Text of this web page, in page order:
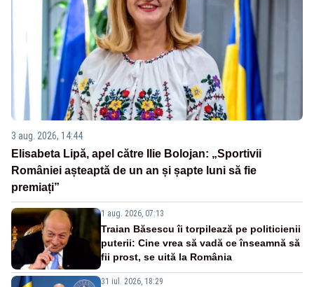
3 aug. 2026, 14:44
Elisabeta Lipă, apel către Ilie Bolojan: „Sportivii
României așteaptă de un an și șapte luni să fie
premiați”
1 aug. 2026, 07:13
Traian Băsescu îi torpilează pe politicienii
puterii: Cine vrea să vadă ce înseamnă să
fii prost, se uită la România
31 iul. 2026, 18:29